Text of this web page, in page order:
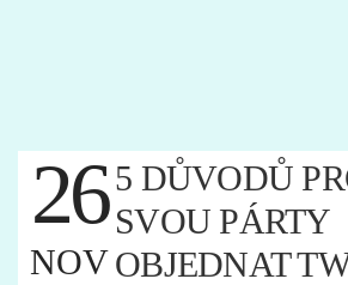
26
NOV
5 DŮVODŮ
SVOU PÁRTY
OBJEDNAT